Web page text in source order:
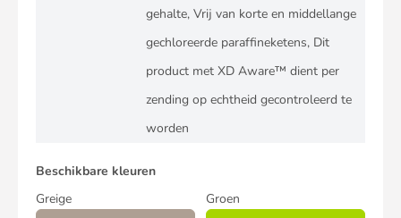
gehalte, Vrij van korte en middellange
gechloreerde paraffineketens, Dit
product met XD Aware™ dient per
zending op echtheid gecontroleerd te
worden
Beschikbare kleuren
Greige
Groen